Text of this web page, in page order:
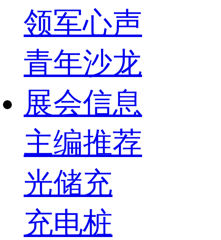
领军心声
青年沙龙
展会信息
主编推荐
光储充
充电桩